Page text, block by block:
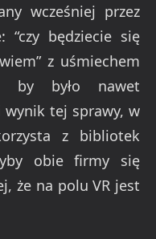
wcześniej przez
“czy będziecie się
z uśmiechem
by było nawet
wynik tej sprawy, w
z bibliotek
obie firmy się
że na polu VR jest